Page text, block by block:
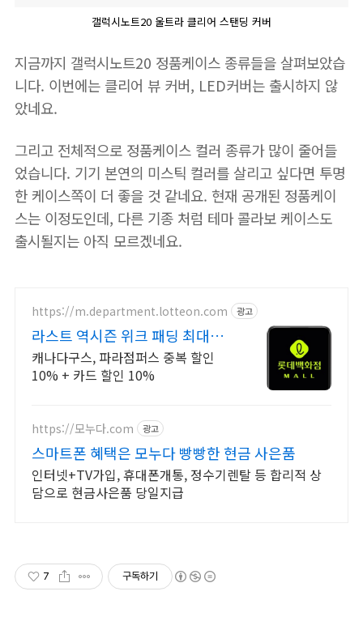
갤럭시노트20 울트라 클리어 스탠딩 커버
지금까지 갤럭시노트20 정품케이스 종류들을 살펴보았습
니다. 이번에는 클리어 뷰 커버, LED커버는 출시하지 않
았네요.
그리고 전체적으로 정품케이스 컬러 종류가 많이 줄어들
었습니다. 기기 본연의 미스틱 컬러를 살리고 싶다면 투명
한 케이스쪽이 더 좋을 것 같네요. 현재 공개된 정품케이
스는 이정도인데, 다른 기종 처럼 테마 콜라보 케이스도
출시될지는 아직 모르겠네요.
https://m.department.lotteon.com 광고
라스트 역시즌 위크 패딩 최대
74% 할인
캐나다구스, 파라점퍼스 중복 할인
10% + 카드 할인 10%
https://모누다.com 광고
스마트폰 혜택은 모누다 빵빵한 현금 사은품
인터넷+TV가입, 휴대폰개통, 정수기렌탈 등 합리적 상
담으로 현금사은품 당일지급
7 구독하기